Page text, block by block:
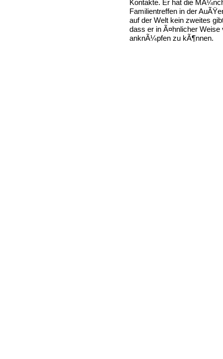
Kontakte. Er hat die
Familientreffen in der
auf der Welt kein zweites
dass er in Ã¤hnlicher
anknÃ¼pfen zu kÃ¶nnen.